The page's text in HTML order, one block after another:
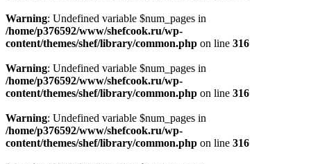
Warning: Undefined variable $num_pages in
/home/p376592/www/shefcook.ru/wp-
content/themes/shef/library/common.php on line 316
Warning: Undefined variable $num_pages in
/home/p376592/www/shefcook.ru/wp-
content/themes/shef/library/common.php on line 316
Warning: Undefined variable $num_pages in
/home/p376592/www/shefcook.ru/wp-
content/themes/shef/library/common.php on line 316